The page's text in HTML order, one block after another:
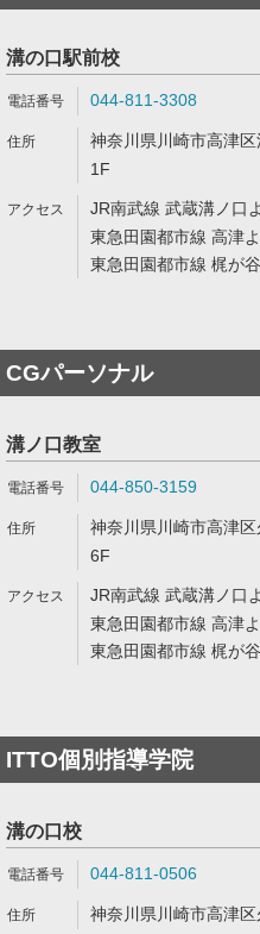
溝の口駅前校
044-811-3308
神奈川県川崎市高津
1F
JR南武線 武蔵溝ノ口
東急田園都市線 高津
東急田園都市線 梶が
CGパーソナル
溝ノ口教室
044-850-3159
神奈川県川崎市高津
6F
JR南武線 武蔵溝ノ口
東急田園都市線 高津
東急田園都市線 梶が
ITTO個別指導学院
溝の口校
044-811-0506
神奈川県川崎市高津